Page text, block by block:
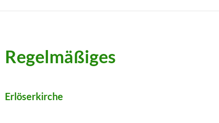
Regelmäßiges
Erlöserkirche